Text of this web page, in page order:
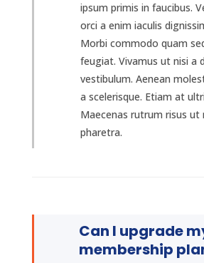
ipsum primis in faucibus.
orci a enim iaculis
Morbi commodo quam
feugiat. Vivamus ut nisi a
vestibulum. Aenean
a scelerisque. Etiam at
Maecenas rutrum risus ut
pharetra.
Can I upgrade
membership